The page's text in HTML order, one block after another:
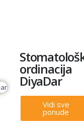
ordinacija
DiyaDar
Vidi sve
ponude